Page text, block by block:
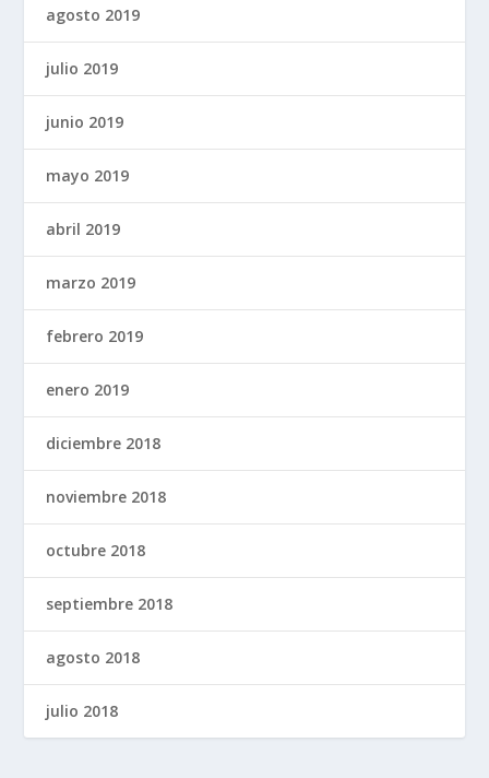
agosto 2019
julio 2019
junio 2019
mayo 2019
abril 2019
marzo 2019
febrero 2019
enero 2019
diciembre 2018
noviembre 2018
octubre 2018
septiembre 2018
agosto 2018
julio 2018